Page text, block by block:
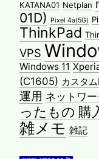
KATANA01 Netplan
01D)
Pixel 4a(5G)
ThinkPad
VPS
Windows 11
(C1605) カスタ
運用 ネットワー
ったもの 購
雑メモ 雑記